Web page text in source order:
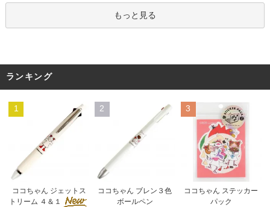
もっと見る
ランキング
1
ココちゃん ジェットス
トリーム ４＆１
2
ココちゃん ブレン３色
ボールペン
3
ココちゃん ステッカー
パック